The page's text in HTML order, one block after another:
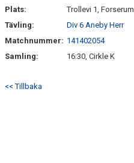
MATCHSTÄLL
OM KLUBBEN
Plats:
Trollevi 1, Forserum
Tävling:
Div 6 Aneby Herr
Matchnummer: 141402054
Samling:
16:30, Cirkle K
<< Tillbaka